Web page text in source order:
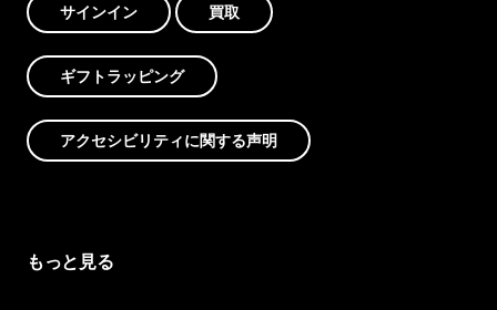
サインイン 買取
ギフトラッピング
アクセシビリティに関する声明
もっと見る